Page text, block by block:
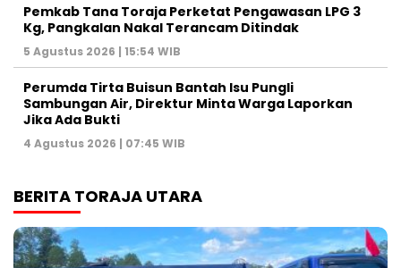
Pemkab Tana Toraja Perketat Pengawasan LPG 3
Kg, Pangkalan Nakal Terancam Ditindak
5 Agustus 2026 | 15:54 WIB
Perumda Tirta Buisun Bantah Isu Pungli
Sambungan Air, Direktur Minta Warga Laporkan
Jika Ada Bukti
4 Agustus 2026 | 07:45 WIB
BERITA TORAJA UTARA